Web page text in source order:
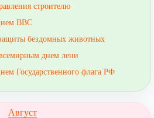
строителю
ВВС
бездомных животных
днем лени
Государственного флага РФ
Август